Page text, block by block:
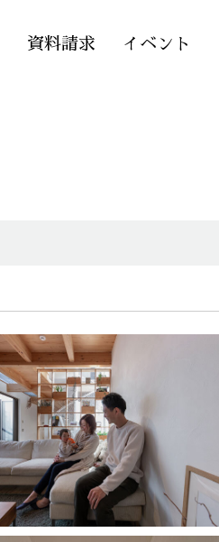
資料請求 イベント